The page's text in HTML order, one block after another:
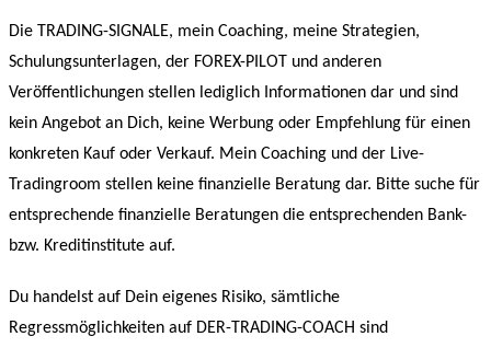
Die TRADING-SIGNALE, mein Coaching, meine Strategien,
Schulungsunterlagen, der FOREX-PILOT und anderen
Veröffentlichungen stellen lediglich Informationen dar und sind
kein Angebot an Dich, keine Werbung oder Empfehlung für einen
konkreten Kauf oder Verkauf. Mein Coaching und der Live-
Tradingroom stellen keine finanzielle Beratung dar. Bitte suche für
entsprechende finanzielle Beratungen die entsprechenden Bank-
bzw. Kreditinstitute auf.
Du handelst auf Dein eigenes Risiko, sämtliche
Regressmöglichkeiten auf DER-TRADING-COACH sind